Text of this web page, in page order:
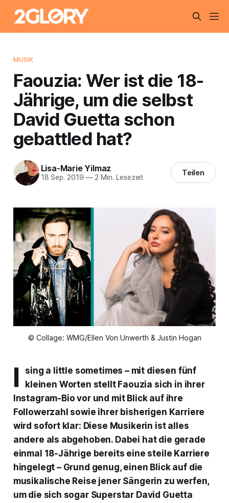
MUSIK
Faouzia: Wer ist die 18-
Jährige, um die selbst
David Guetta schon
gebattled hat?
Lisa-Marie Yilmaz
18 Sep. 2019 —2 Min. Lesezeit Teilen
© Collage: WMG/Ellen Von Unwerth & Justin Hogan
I sing a little sometimes – mit diesen fünf
kleinen Worten stellt Faouzia sich in ihrer
Instagram-Bio vor und mit Blick auf ihre
Followerzahl sowie ihrer bisherigen Karriere
wird sofort klar: Diese Musikerin ist alles
andere als abgehoben. Dabei hat die gerade
einmal 18-Jährige bereits eine steile Karriere
hingelegt – Grund genug, einen Blick auf die
musikalische Reise jener Sängerin zu werfen,
um die sich sogar Superstar David Guetta